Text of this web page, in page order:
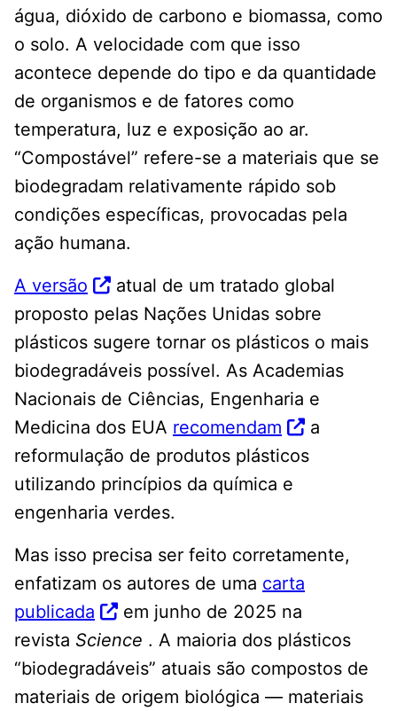
água, dióxido de carbono e biomassa, como
o solo. A velocidade com que isso
acontece depende do tipo e da quantidade
de organismos e de fatores como
temperatura, luz e exposição ao ar.
“Compostável” refere-se a materiais que se
biodegradam relativamente rápido sob
condições específicas, provocadas pela
ação humana.
A versão
atual de um tratado global
proposto pelas Nações Unidas sobre
plásticos sugere tornar os plásticos o mais
biodegradáveis ​​possível. As Academias
Nacionais de Ciências, Engenharia e
Medicina dos EUA recomendam
a
reformulação de produtos plásticos
utilizando princípios da química e
engenharia verdes.
Mas isso precisa ser feito corretamente,
enfatizam os autores de uma carta
publicada
em junho de 2025 na
revista Science . A maioria dos plásticos
“biodegradáveis” atuais são compostos de
materiais de origem biológica — materiais